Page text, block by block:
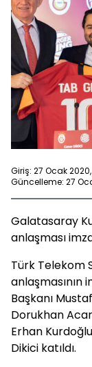
Giriş: 27 Ocak
Güncelleme: 27
Galatasaray
anlaşması
Türk Telekom
anlaşmasının
Başkanı
Dorukhan
Erhan
Dikici katıldı.